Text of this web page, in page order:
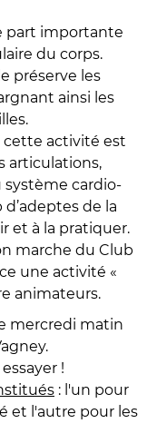
part importante
du corps.
préserve les
ainsi les
cette activité est
articulations,
système cardio-
de la
et à la pratiquer.
marche du Club
une activité «
animateurs.
mercredi matin
!
: l'un pour
et l'autre pour les